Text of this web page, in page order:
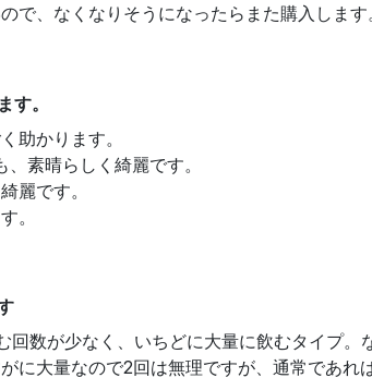
で、なくなりそうになったらまた購入します
す。
助かります。
素晴らしく綺麗です。
麗です。
。
回数が少なく、いちどに大量に飲むタイプ
に大量なので2回は無理ですが、通常であれ